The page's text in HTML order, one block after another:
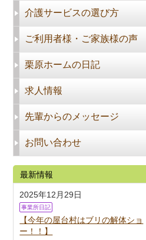
介護サービスの選び方
ご利用者様・ご家族様の声
栗原ホームの日記
求人情報
先輩からのメッセージ
お問い合わせ
最新情報
2025年12月29日
事業所日記
【今年の屋台村はブリの解体ショ
ー！！】